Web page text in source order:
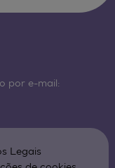
por e-mail:
Legais